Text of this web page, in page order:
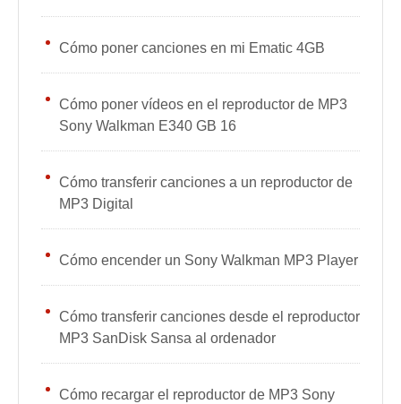
Cómo poner canciones en mi Ematic 4GB
Cómo poner vídeos en el reproductor de MP3
Sony Walkman E340 GB 16
Cómo transferir canciones a un reproductor de
MP3 Digital
Cómo encender un Sony Walkman MP3 Player
Cómo transferir canciones desde el reproductor
MP3 SanDisk Sansa al ordenador
Cómo recargar el reproductor de MP3 Sony